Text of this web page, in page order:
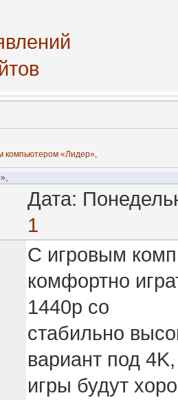
компьютером «Лидер»,
Дата:
1
С игровым
комфортно
1440p со
стабильно
вариант под
игры будут